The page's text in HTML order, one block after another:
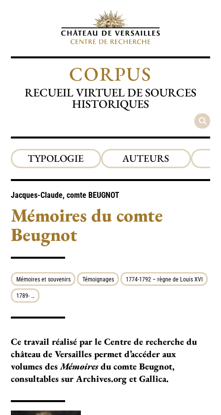
CORPUS
RECUEIL VIRTUEL DE SOURCES
HISTORIQUES
TYPOLOGIE AUTEURS
Jacques-Claude, comte BEUGNOT
Mémoires du comte
Beugnot
Mémoires et souvenirs Témoignages 1774-1792 – règne de Louis XVI
1789- …
Ce travail réalisé par le Centre de recherche du
château de Versailles permet d’accéder aux
volumes desMémoiresdu comte Beugnot,
consultables sur Archives.org et Gallica.